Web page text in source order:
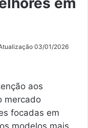
03/01/2026
aos
mercado
focadas em
modelos mais